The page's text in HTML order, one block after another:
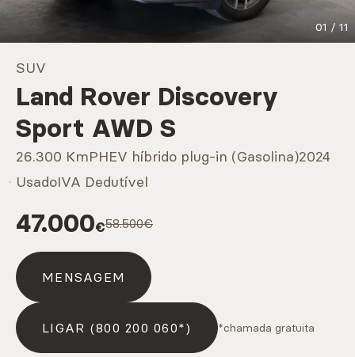
01 / 11
SUV
Land Rover Discovery
Sport AWD S
26.300 KmPHEV híbrido plug-in (Gasolina)2024
UsadoIVA Dedutível
47.000€58.500€
MENSAGEM
LIGAR (800 200 060*) *chamada gratuita
Marcas
CARREGAR MAIS
Serviços
CARREGAR MAIS